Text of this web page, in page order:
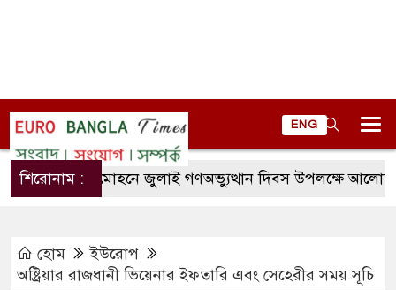
ENG
শিরোনাম :
লালমোহনে জুলাই গণঅভ্যুত্থান দিবস উপলক্ষে আলোচনা সভা
হোম
ইউরোপ
অষ্ট্রিয়ার রাজধানী ভিয়েনার ইফতারি এবং সেহেরীর সময় সূচি